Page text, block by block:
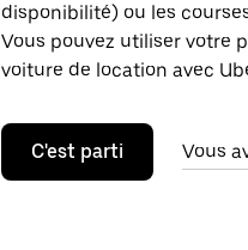
disponibilité) ou les
Vous pouvez utiliser votre
voiture de location avec
C'est parti Vous